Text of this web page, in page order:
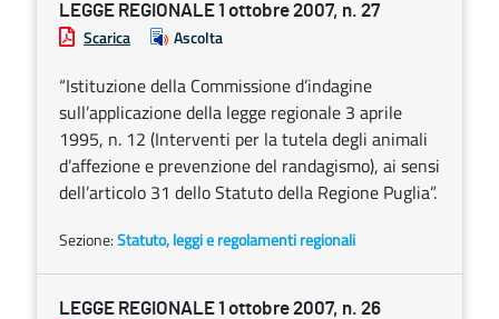
LEGGE REGIONALE 1 ottobre 2007, n. 27
Scarica Ascolta
“Istituzione della Commissione d’indagine
sull’applicazione della legge regionale 3 aprile
1995, n. 12 (Interventi per la tutela degli animali
d’affezione e prevenzione del randagismo), ai sensi
dell’articolo 31 dello Statuto della Regione Puglia”.
Sezione:Statuto, leggi e regolamenti regionali
LEGGE REGIONALE 1 ottobre 2007, n. 26